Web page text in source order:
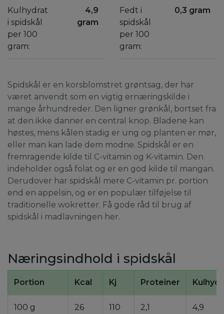
Kulhydrat
i spidskål
per 100
gram:
4,9
gram
Fedt i
spidskål
per 100
gram:
0,3 gram
Spidskål er en korsblomstret grøntsag, der har
været anvendt som en vigtig ernæringskilde i
mange århundreder. Den ligner grønkål, bortset fra
at den ikke danner en central knop. Bladene kan
høstes, mens kålen stadig er ung og planten er mør,
eller man kan lade dem modne. Spidskål er en
fremragende kilde til C-vitamin og K-vitamin. Den
indeholder også folat og er en god kilde til mangan.
Derudover har spidskål mere C-vitamin pr. portion
end en appelsin, og er en populær tilføjelse til
traditionelle wokretter. Få gode råd til brug af
spidskål i madlavningen her.
Næringsindhold i spidskål
Portion Kcal Kj Proteiner
100 g
26 110 2,1 4,9